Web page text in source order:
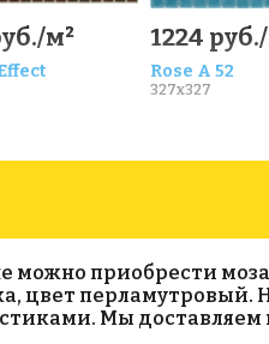
м² 1224
Rose A 52
327x327
приобрести
цвет
Мы доставляем